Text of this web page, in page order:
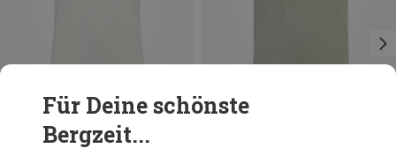
Du sparst 51%
Für Deine schönste
Bergzeit...